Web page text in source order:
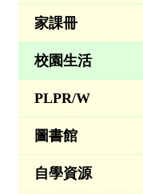
家課冊
校園生活
PLPR/W
圖書館
自學資源